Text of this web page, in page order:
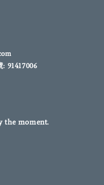
91417006
the moment.